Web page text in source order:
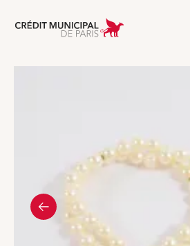
Aller à